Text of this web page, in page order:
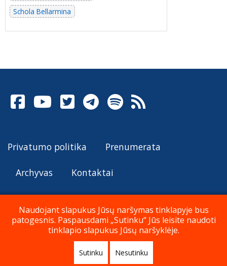
Schola Bellarmina
Privatumo politika Prenumerata
Archyvas Kontaktai
© Katalikų Tradicija 2026
Naudojant slapukus Jūsų naršymas tinklapyje bus
patogesnis. Paspausdami „Sutinku“ Jūs leisite naudoti
tinklapio slapukus Jūsų naršyklėje.
Sutinku Nesutinku